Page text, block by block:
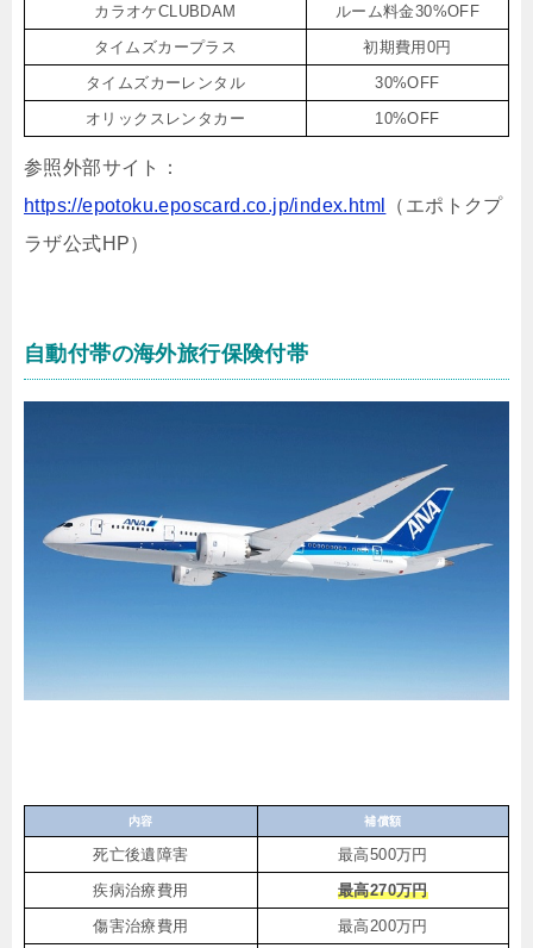
カラオケCLUBDAM
ルーム料金30%OFF
タイムズカープラス
初期費用0円
タイムズカーレンタル
30%OFF
オリックスレンタカー
10%OFF
参照外部サイト：
https://epotoku.eposcard.co.jp/index.html
（エポトクプ
ラザ公式HP）
自動付帯の海外旅行保険付帯
内容 補償額
死亡後遺障害
最高500万円
疾病治療費用
最高270万円
傷害治療費用
最高200万円